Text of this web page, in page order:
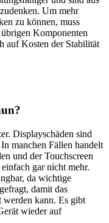
Um mehr
zu können, muss
Komponenten
auf Kosten der Stabilität
Displayschäden sind
manchen Fällen handelt
und der Touchscreen
gar nicht mehr.
da wichtige
damit das
werden kann. Es gibt
wieder auf